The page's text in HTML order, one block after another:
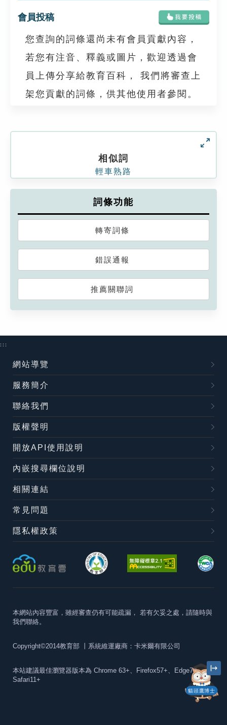
會員投稿
您查詢的詞條還尚未有會員貢獻內容，
若您有注音、釋義或圖片，歡迎透過會
員上傳分享給教育百科， 我們將審查上
架您貢獻的詞條，供其他使用者參閱。
相似詞
輕車熟路
詞條功能
轉寄詞條
錯誤通報
推薦關聯詞
貓頭鷹博士
:::
網站導覽
服務簡介
聯絡我們
版權聲明
開放API使用說明
內嵌搜尋欄位說明
相關連結
常見問題
隱私權政策
本網站內容豐富，雖經審查仍有可能疏漏， 若有欠妥之處，請隨時與
我們聯絡。
Copyright©2014教育部 丨系統維運廠商：卡米爾有限公司
本站建議最佳瀏覽器版本為 Chrome 63+、Firefox57+、Edge79+及
Safari11+